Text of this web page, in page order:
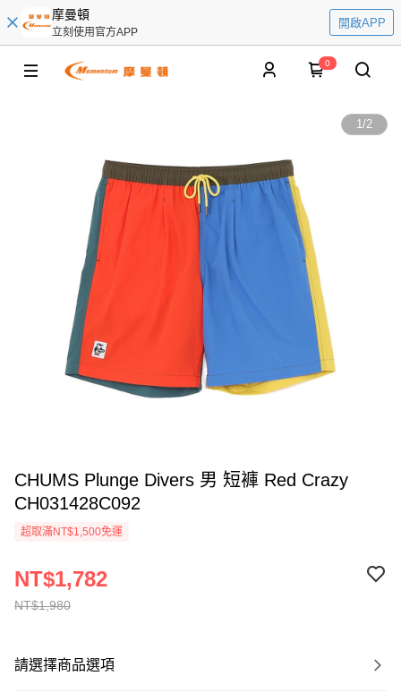
摩曼頓
立刻使用官方APP
開啟APP
0
1/2
CHUMS Plunge Divers 男 短褲 Red Crazy
CH031428C092
超取滿NT$1,500免運
NT$1,980
NT$1,782
請選擇商品選項